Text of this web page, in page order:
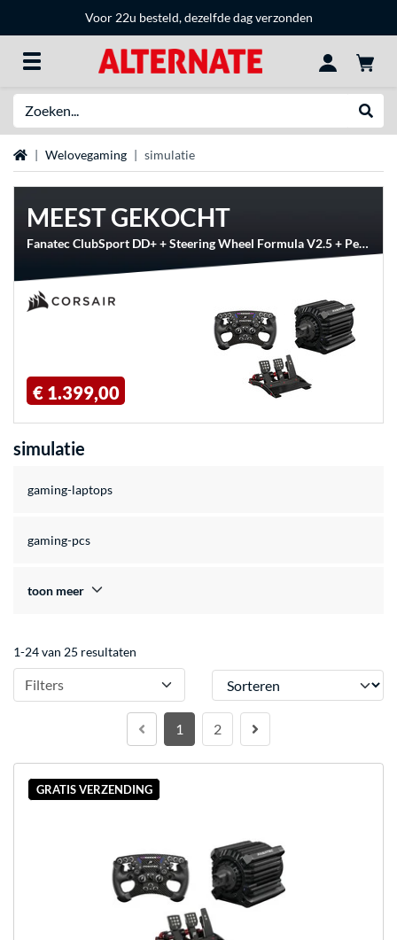
Voor 22u besteld, dezelfde dag verzonden
HomeWelovegaming simulatie
MEEST GEKOCHT
Fanatec ClubSport DD+ + Steering Wheel Formula V2.5 + Pedals V3 Bundel
€ 1.399,00
simulatie
gaming-laptops
gaming-pcs
toon meer
1-24 van 25 resultaten
Filters Sorteren
1 2
GRATIS VERZENDING